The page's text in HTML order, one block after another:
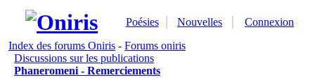
Poésies Nouvelles
Connexion
Index des forums Oniris - Forums oniris
Discussions sur les publications
Phaneromeni - Remerciements